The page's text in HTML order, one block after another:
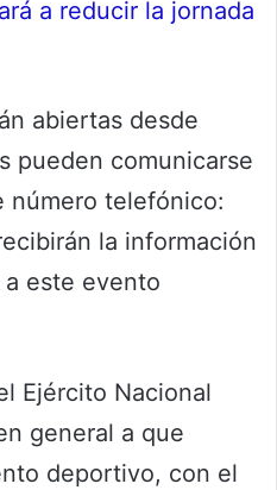
a reducir la jornada
abiertas desde
pueden comunicarse
número telefónico:
la información
este evento
Ejército Nacional
general a que
deportivo, con el